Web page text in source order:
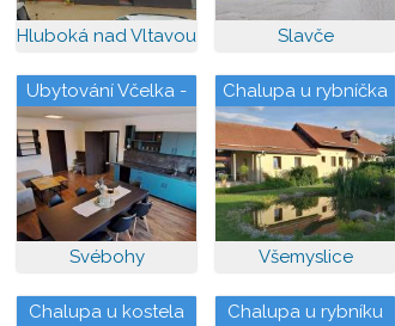
Hluboká nad Vltavou Slavče
Ubytování Včelka -
Novohradské hory
Svébohy
Chalupa u rybníčka
Všemyslice
Chalupa u kostela Chalupa u rybníku